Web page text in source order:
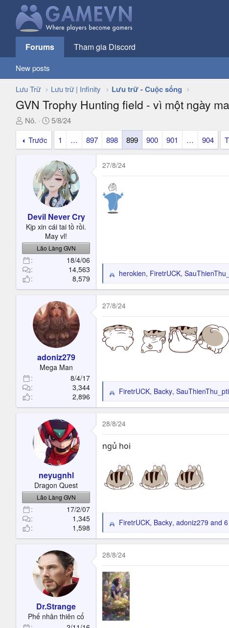
Forums Tham gia Discord
New posts
Lưu Trữ Lưu trữ | Infinity Lưu trữ - Cuộc sống
GVN Trophy Hunting field - vì một ngày
T
h
e
e
r
Nô.
N
g
y
g
ử
i
5/8/24
Trước
1 … 897 898 899 900 901 … 904
Devil Never Cry
Kịp xin cái tai tồ rồi.
May vl!
Lão Làng GVN
18/4/06
14,563
8,579
27/8/24
R
e
a
c
t
o
s
herokien, FiretrUCK,
adoniz279
Mega Man
8/4/17
3,344
2,896
27/8/24
R
e
a
c
t
o
s
:
FiretrUCK, Backy,
neyugnhl
Dragon Quest
Lão Làng GVN
17/2/07
1,345
1,598
28/8/24
ngủ hoi
R
e
a
c
t
i
o
n
s
:
FiretrUCK, Backy, adoniz279 and
Dr.Strange
Phế nhân thiên cổ
28/8/24